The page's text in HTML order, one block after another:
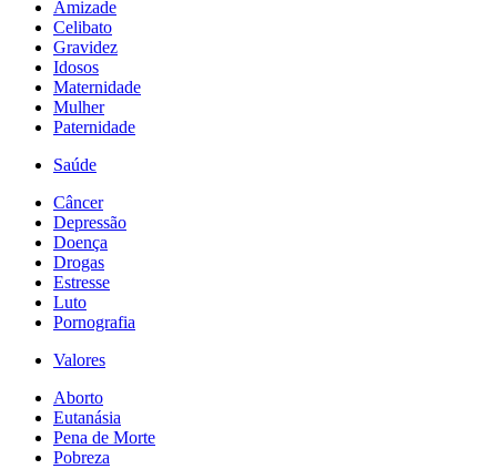
Amizade
Celibato
Gravidez
Idosos
Maternidade
Mulher
Paternidade
Saúde
Câncer
Depressão
Doença
Drogas
Estresse
Luto
Pornografia
Valores
Aborto
Eutanásia
Pena de Morte
Pobreza